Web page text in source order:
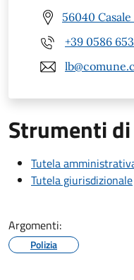
56040
+39 0586
Strumenti
Tutela
Tutela giurisdizionale
Argomenti:
Polizia